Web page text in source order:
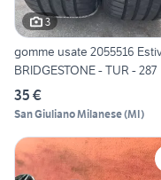
3
gomme usate 2055516
BRIDGESTONE - TUR - 287
35 €
San Giuliano Milanese(MI)